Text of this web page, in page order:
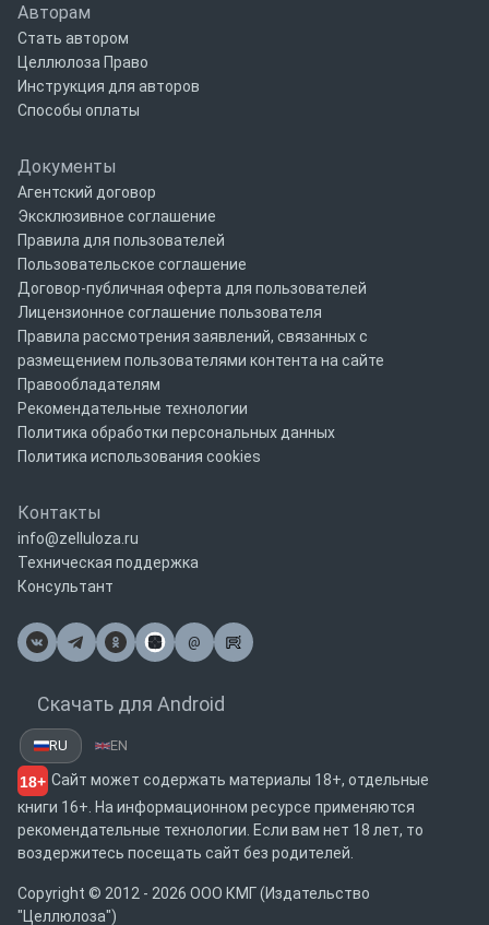
Авторам
Стать автором
Целлюлоза Право
Инструкция для авторов
Способы оплаты
Документы
Агентский договор
Эксклюзивное соглашение
Правила для пользователей
Пользовательское соглашение
Договор-публичная оферта для пользователей
Лицензионное соглашение пользователя
Правила рассмотрения заявлений, связанных с
размещением пользователями контента на сайте
Правообладателям
Рекомендательные технологии
Политика обработки персональных данных
Политика использования cookies
Контакты
info@zelluloza.ru
Техническая поддержка
Консультант
@
Почта
Скачать для Android
RU EN
18+ Сайт может содержать материалы 18+, отдельные
книги 16+. На информационном ресурсе применяются
рекомендательные технологии. Если вам нет 18 лет, то
воздержитесь посещать сайт без родителей.
Copyright © 2012 - 2026 ООО КМГ (Издательство
"Целлюлоза")